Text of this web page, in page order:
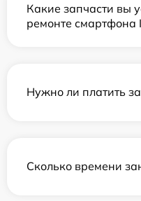
Какие запчасти вы
ремонте смартфона
Нужно ли платить
Сколько времени